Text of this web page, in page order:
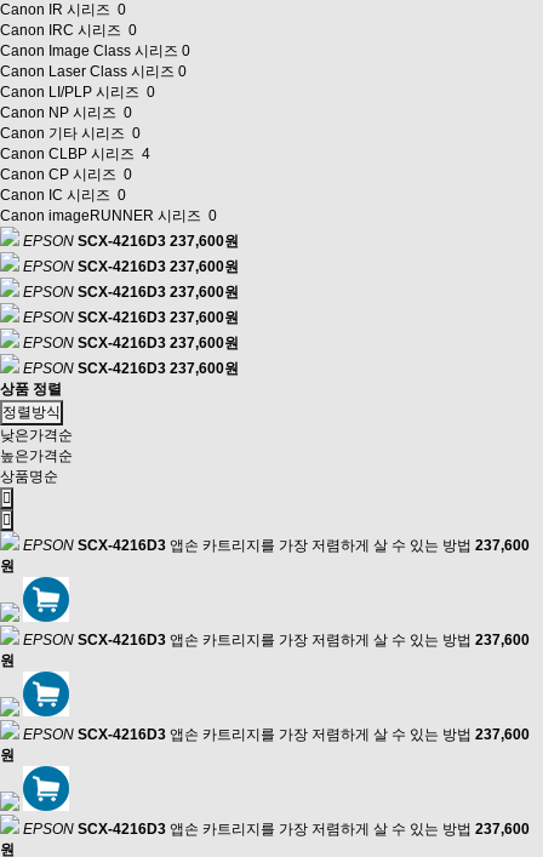
Canon IR 시리즈 0
Canon IRC 시리즈 0
Canon Image Class 시리즈 0
Canon Laser Class 시리즈 0
Canon LI/PLP 시리즈 0
Canon NP 시리즈 0
Canon 기타 시리즈 0
Canon CLBP 시리즈 4
Canon CP 시리즈 0
Canon IC 시리즈 0
Canon imageRUNNER 시리즈 0
EPSON SCX-4216D3 237,600원
EPSON SCX-4216D3 237,600원
EPSON SCX-4216D3 237,600원
EPSON SCX-4216D3 237,600원
EPSON SCX-4216D3 237,600원
EPSON SCX-4216D3 237,600원
상품 정렬
정렬방식
낮은가격순
높은가격순
상품명순
EPSON SCX-4216D3 앱손 카트리지를 가장 저렴하게 살 수 있는 방법 237,600
원
EPSON SCX-4216D3 앱손 카트리지를 가장 저렴하게 살 수 있는 방법 237,600
원
EPSON SCX-4216D3 앱손 카트리지를 가장 저렴하게 살 수 있는 방법 237,600
원
EPSON SCX-4216D3 앱손 카트리지를 가장 저렴하게 살 수 있는 방법 237,600
원